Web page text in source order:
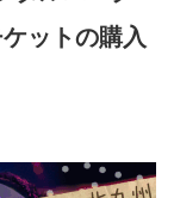
ットの購入